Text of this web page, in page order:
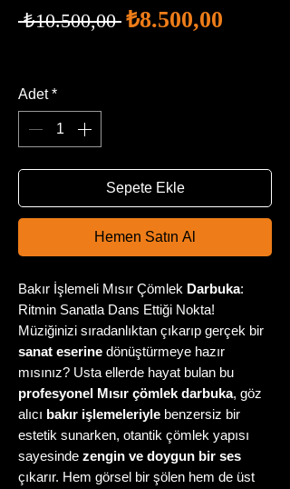
₺10.500,00 Normal
₺8.500,00
Adet *
Sepete Ekle
Hemen Satın Al
Bakır İşlemeli Mısır Çömlek Darbuka:
Ritmin Sanatla Dans Ettiği Nokta!
Müziğinizi sıradanlıktan çıkarıp gerçek bir
sanat eserine dönüştürmeye hazır
mısınız? Usta ellerde hayat bulan bu
profesyonel Mısır çömlek darbuka, göz
alıcı bakır işlemeleriyle benzersiz bir
estetik sunarken, otantik çömlek yapısı
sayesinde zengin ve doygun bir ses
çıkarır. Hem görsel bir şölen hem de üst